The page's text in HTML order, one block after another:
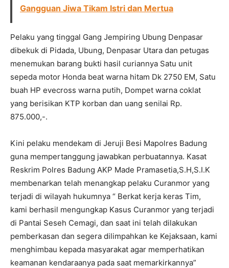
Gangguan Jiwa Tikam Istri dan Mertua
Pelaku yang tinggal Gang Jempiring Ubung Denpasar
dibekuk di Pidada, Ubung, Denpasar Utara dan petugas
menemukan barang bukti hasil curiannya Satu unit
sepeda motor Honda beat warna hitam Dk 2750 EM, Satu
buah HP evecross warna putih, Dompet warna coklat
yang berisikan KTP korban dan uang senilai Rp.
875.000,-.
Kini pelaku mendekam di Jeruji Besi Mapolres Badung
guna mempertanggung jawabkan perbuatannya. Kasat
Reskrim Polres Badung AKP Made Pramasetia,S.H,S.I.K
membenarkan telah menangkap pelaku Curanmor yang
terjadi di wilayah hukumnya “ Berkat kerja keras Tim,
kami berhasil mengungkap Kasus Curanmor yang terjadi
di Pantai Seseh Cemagi, dan saat ini telah dilakukan
pemberkasan dan segera dilimpahkan ke Kejaksaan, kami
menghimbau kepada masyarakat agar memperhatikan
keamanan kendaraanya pada saat memarkirkannya”